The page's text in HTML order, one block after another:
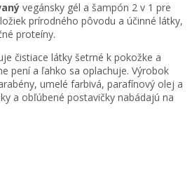
vegánsky gél a šampón 2 v 1 pre
prírodného pôvodu a účinné látky,
proteíny.
čistiace látky šetrné k pokožke a
pení a ľahko sa oplachuje. Výrobok
umelé farbivá, parafínový olej a
a obľúbené postavičky nabádajú na